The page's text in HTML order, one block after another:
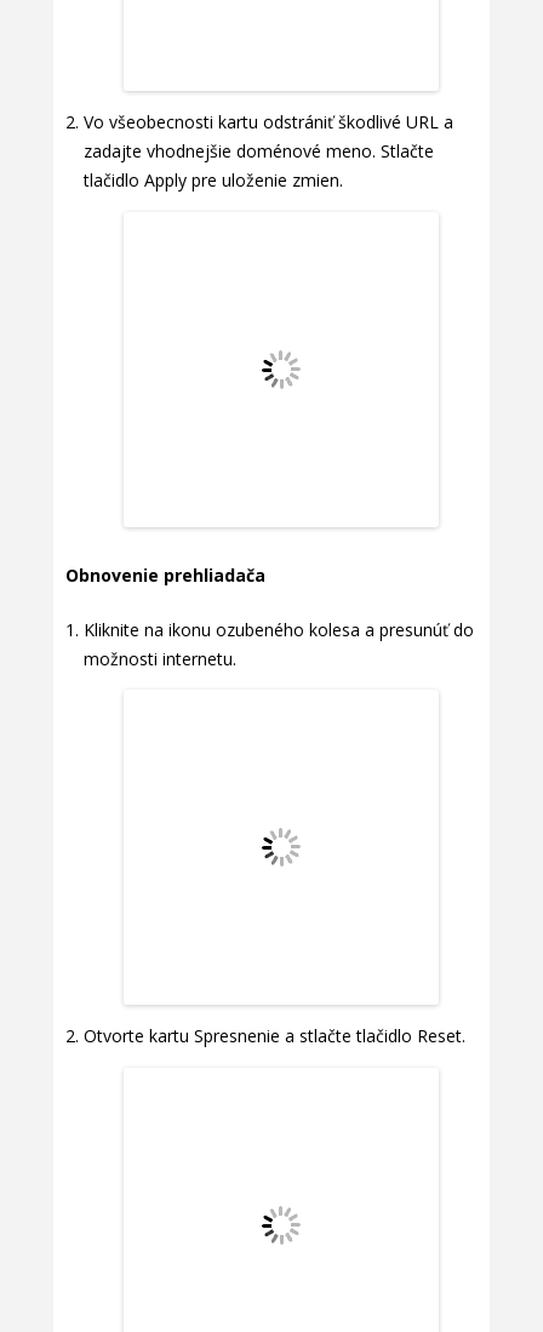
Vo všeobecnosti kartu odstrániť škodlivé URL a
zadajte vhodnejšie doménové meno. Stlačte
tlačidlo Apply pre uloženie zmien.
Obnovenie prehliadača
Kliknite na ikonu ozubeného kolesa a presunúť do
možnosti internetu.
Otvorte kartu Spresnenie a stlačte tlačidlo Reset.